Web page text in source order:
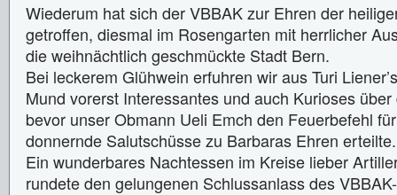
Wiederum hat sich der VBBAK zur Ehren der
getroffen, diesmal im Rosengarten mit herrlicher
die weihnächtlich geschmückte Stadt Bern.
Bei leckerem Glühwein erfuhren wir aus Turi
Mund vorerst Interessantes und auch Kurioses
bevor unser Obmann Ueli Emch den Feuerbefehl
donnernde Salutschüsse zu Barbaras Ehren erteilte.
Ein wunderbares Nachtessen im Kreise lieber
rundete den gelungenen Schlussanlass des